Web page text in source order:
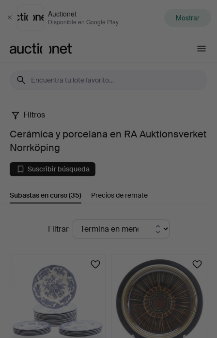
Cerrar
Auctionet
Disponible en Google Play Mostrar
Cerámica
porcelana
en
Auktionsverket
Norrköping
Filtros
Cerámica y porcelana en RA Auktionsverket
Norrköping
Suscribir búsqueda
Subastas en curso(35) Precios de remate
SubastasFiltrar